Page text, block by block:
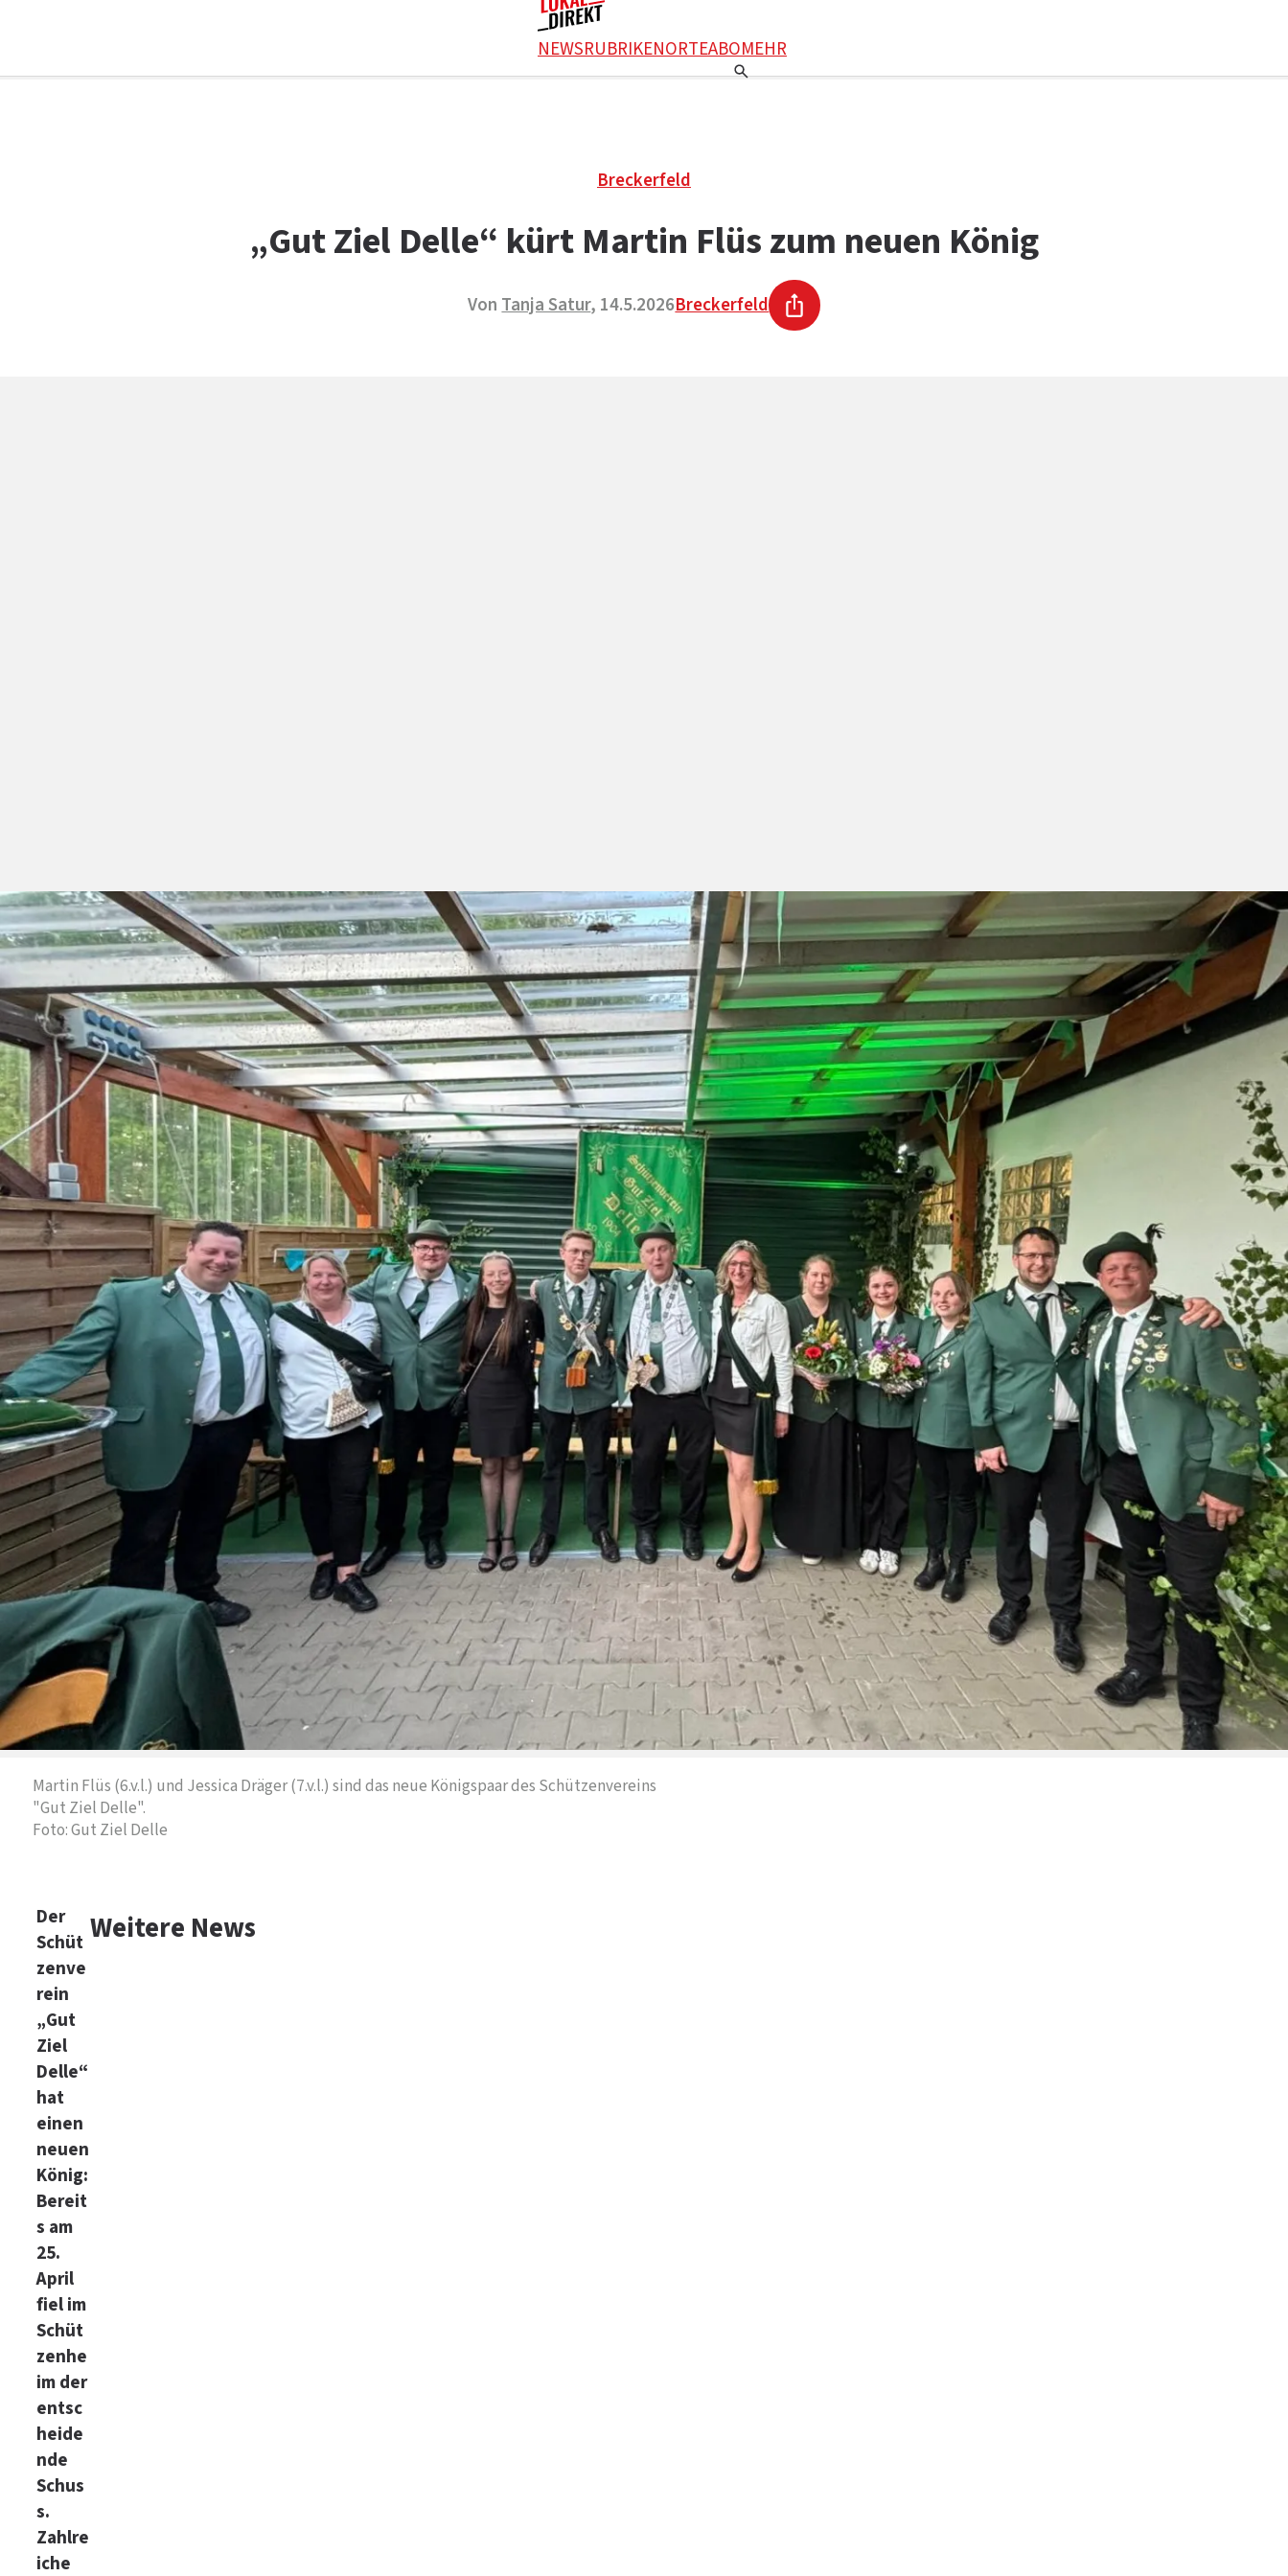
NEWSRUBRIKENORTEABOMEHR
Breckerfeld
„Gut Ziel Delle“ kürt Martin Flüs zum neuen König
VonTanja Satur, 14.5.2026Breckerfeld
Martin Flüs (6.v.l.) und Jessica Dräger (7.v.l.) sind das neue Königspaar des Schützenvereins
"Gut Ziel Delle".
Foto: Gut Ziel Delle
Der
Schüt
zenve
rein
„Gut
Ziel
Delle“
hat
einen
neuen
König:
Bereit
s am
25.
April
fiel im
Schüt
zenhe
im der
entsc
heide
nde
Schus
s.
Zahlre
iche
Weitere News